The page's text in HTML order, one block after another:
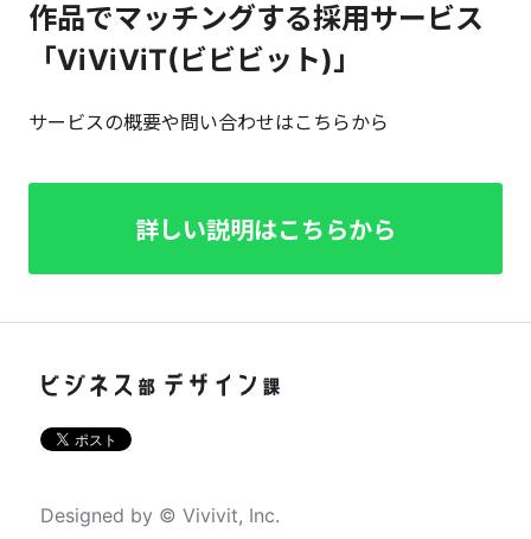
作品でマッチングする採用サービス
「ViViViT(ビビビット)」
サービスの概要や問い合わせはこちらから
詳しい説明はこちらから
Designed by © Vivivit, Inc.